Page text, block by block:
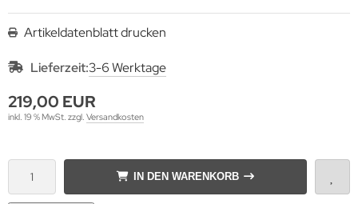
Artikeldatenblatt drucken
Lieferzeit:3-6 Werktage
219,00 EUR
inkl. 19 % MwSt. zzgl. Versandkosten
IN DEN WARENKORB